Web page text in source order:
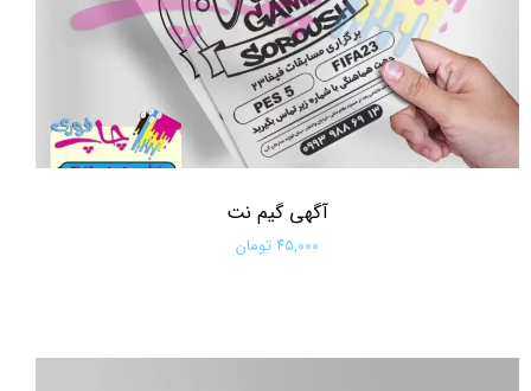
آگهی گیم نت
۴۵,۰۰۰ تومان